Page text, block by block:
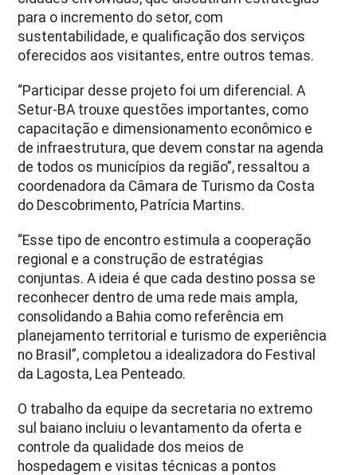
para o incremento do setor, com
sustentabilidade, e qualificação dos serviços
oferecidos aos visitantes, entre outros temas.
“Participar desse projeto foi um diferencial. A
Setur-BA trouxe questões importantes, como
capacitação e dimensionamento econômico e
de infraestrutura, que devem constar na agenda
de todos os municípios da região”, ressaltou a
coordenadora da Câmara de Turismo da Costa
do Descobrimento, Patrícia Martins.
“Esse tipo de encontro estimula a cooperação
regional e a construção de estratégias
conjuntas. A ideia é que cada destino possa se
reconhecer dentro de uma rede mais ampla,
consolidando a Bahia como referência em
planejamento territorial e turismo de experiência
no Brasil”, completou a idealizadora do Festival
da Lagosta, Lea Penteado.
O trabalho da equipe da secretaria no extremo
sul baiano incluiu o levantamento da oferta e
controle da qualidade dos meios de
hospedagem e visitas técnicas a pontos